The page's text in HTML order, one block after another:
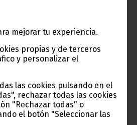
mejorar tu experiencia.
propias y de terceros
y personalizar el
las cookies pulsando en el
rechazar todas las cookies
"Rechazar todas" o
el botón "Seleccionar las
de Guinea Ecuatorial
de Guinea
para escuchar ahora